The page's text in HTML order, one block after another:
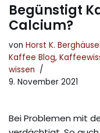
Begünstigt
Calcium?
von Horst K.
Kaffee Blog,
wissen
9. November 2021
Bei Problemen mit